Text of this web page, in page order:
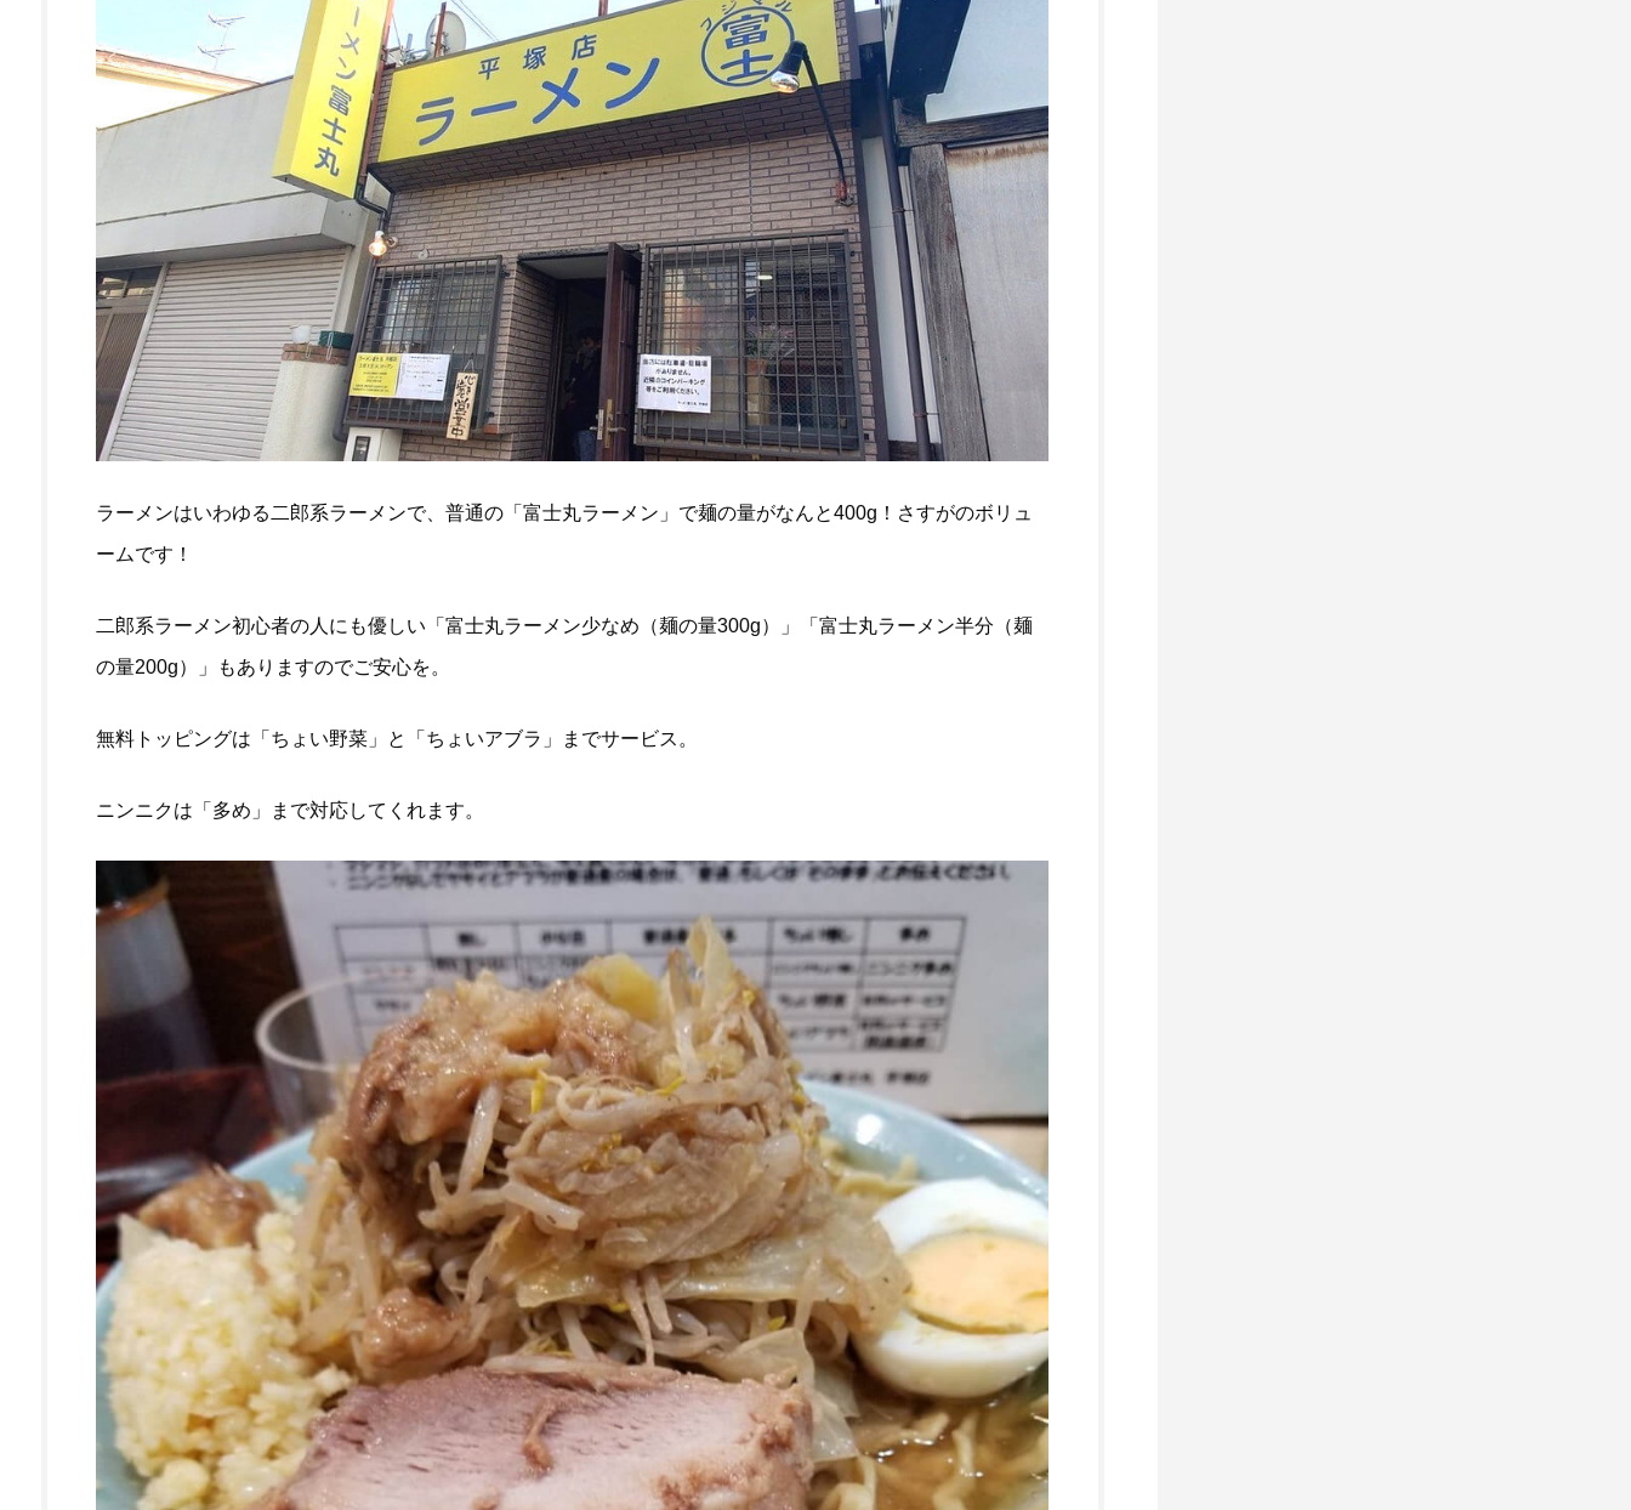
ラーメンはいわゆる二郎系ラーメンで、普通の「富士丸ラーメン」で麺の量がなんと400g！さすがのボリュ
ームです！
二郎系ラーメン初心者の人にも優しい「富士丸ラーメン少なめ（麺の量300g）」「富士丸ラーメン半分（麺
の量200g）」もありますのでご安心を。
無料トッピングは「ちょい野菜」と「ちょいアブラ」までサービス。
ニンニクは「多め」まで対応してくれます。